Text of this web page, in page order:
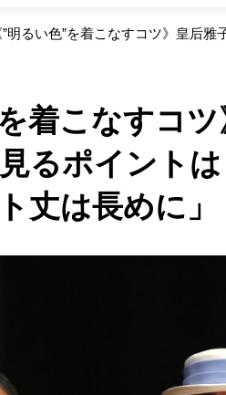
着こなすコ
るポイント
丈は長めに」